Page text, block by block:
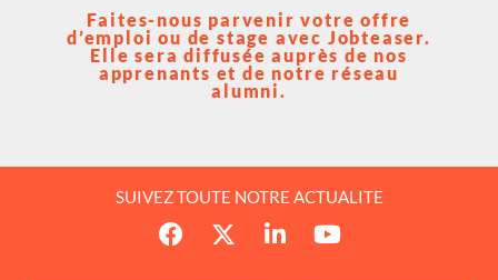
Faites-nous parvenir votre offre
d’emploi ou de stage avec Jobteaser.
Elle sera diffusée auprès de nos
apprenants et de notre réseau
alumni.
SUIVEZ TOUTE NOTRE ACTUALITE